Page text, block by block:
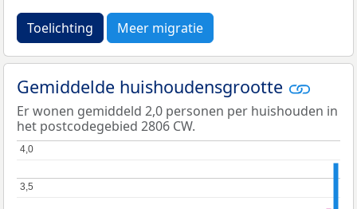
Toelichting Meer migratie
Gemiddelde huishoudensgrootte
Er wonen gemiddeld 2,0 personen per huishouden in
het postcodegebied 2806 CW.
3,5
3,5
4,0
4,0